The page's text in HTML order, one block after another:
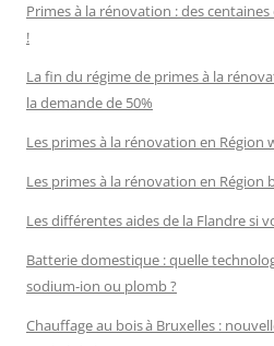
Primes à la rénovation : des
!
La fin du régime de primes à la
la demande de 50%
Les primes à la rénovation en Région
Les primes à la rénovation en Région
Les différentes aides de la Flandre si
Batterie domestique : quelle
sodium-ion ou plomb ?
Chauffage au bois à Bruxelles :